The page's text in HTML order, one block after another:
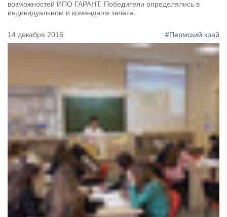
возможностей ИПО ГАРАНТ. Победители определялись в
индивидуальном и командном зачёте.
14 декабря 2016 #Пермский край